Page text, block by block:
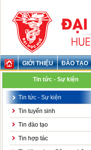
GIỚI THIỆU ĐÀO TẠO
Tin tức - Sự kiện
Tin tức - Sự kiện
Tin tuyển sinh
Tin đào tạo
Tin hợp tác